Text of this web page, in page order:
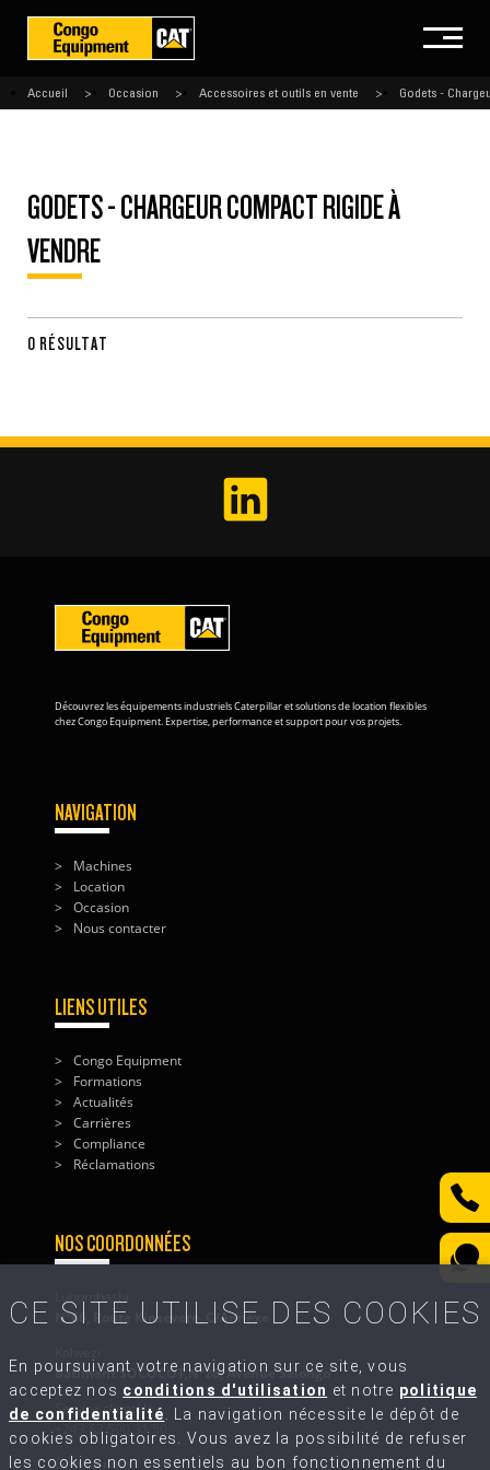
Accueil Occasion Accessoires et outils en vente Godets -
GODETS - CHARGEUR COMPACT RIGIDE À
VENDRE
0 RÉSULTAT
Découvrez les équipements industriels Caterpillar et solutions de location flexibles
chez Congo Equipment. Expertise, performance et support pour vos projets.
NAVIGATION
Machines
Location
Occasion
Nous contacter
LIENS UTILES
Congo Equipment
Formations
Actualités
Carrières
Compliance
Réclamations
NOS COORDONNÉES
N°66, Route Kinsevere, C/Annexe
Bâtiment SOCOCOT,N°26, Avenue Salongo
Service clientèle
+243 82 500 31 50
Écrivez-nous
CE SITE UTILISE DES COOKIES
En poursuivant votre navigation sur ce site, vous
acceptez nos conditions d'utilisation et notre politique
de confidentialité . La navigation nécessite le dépôt de
cookies obligatoires. Vous avez la possibilité de refuser
les cookies non essentiels au bon fonctionnement du